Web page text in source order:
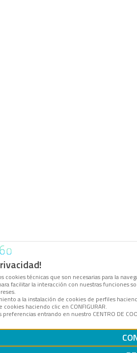
cookies técnicas que son necesarias para la
facilitar la interacción con nuestras funciones
a la instalación de cookies de perfiles
haciendo clic en CONFIGURAR.
entrando en nuestro CENTRO DE